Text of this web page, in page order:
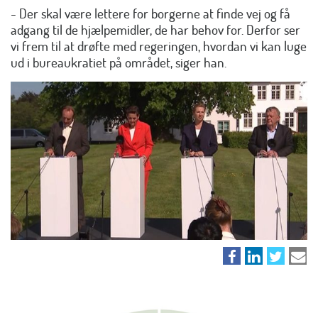
- Der skal være lettere for borgerne at finde vej og få
adgang til de hjælpemidler, de har behov for. Derfor ser
vi frem til at drøfte med regeringen, hvordan vi kan luge
ud i bureaukratiet på området, siger han.